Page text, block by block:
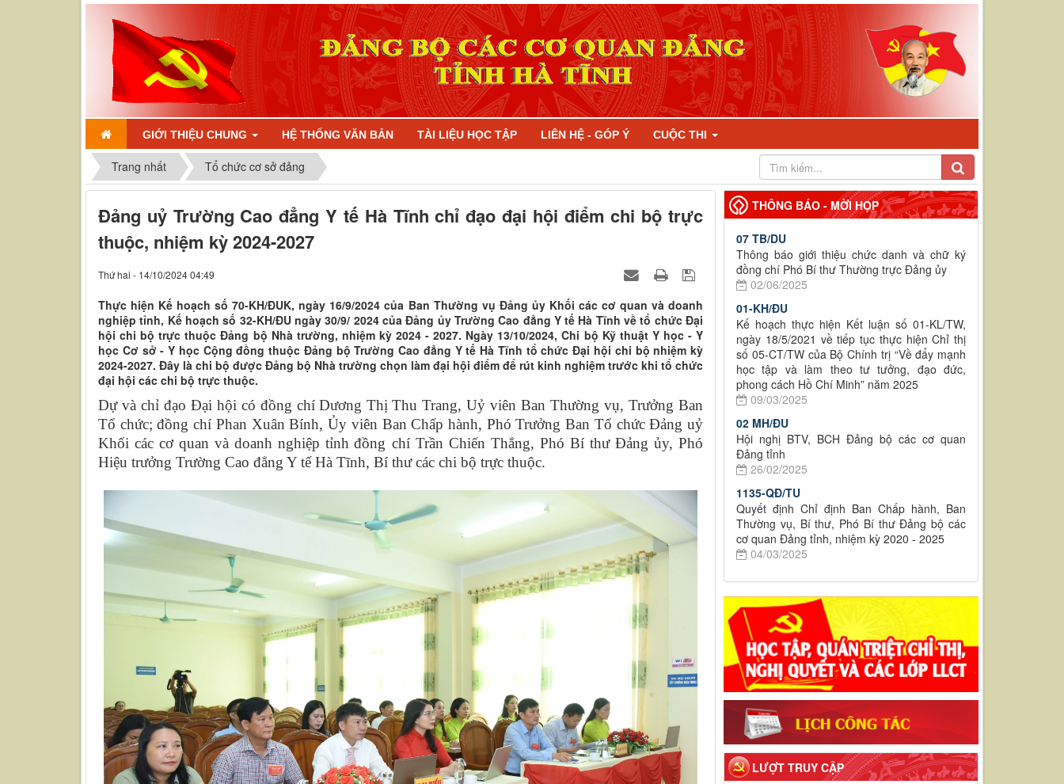
GIỚI THIỆU CHUNG HỆ THỐNG VĂN BẢN TÀI LIỆU HỌC TẬP LIÊN HỆ - GÓP Ý CUỘC THI
Trang nhất Tổ chức cơ sở đảng
Đảng uỷ Trường Cao đẳng Y tế Hà Tĩnh chỉ đạo đại hội điểm chi bộ trực
thuộc, nhiệm kỳ 2024-2027
Thứ hai - 14/10/2024 04:49
Thực hiện Kế hoạch số 70-KH/ĐUK, ngày 16/9/2024 của Ban Thường vụ Đảng ủy Khối các cơ quan và doanh
nghiệp tỉnh, Kế hoạch số 32-KH/ĐU ngày 30/9/ 2024 của Đảng ủy Trường Cao đẳng Y tế Hà Tĩnh về tổ chức Đại
hội chi bộ trực thuộc Đảng bộ Nhà trường, nhiệm kỳ 2024 - 2027. Ngày 13/10/2024, Chi bộ Kỹ thuật Y học - Y
học Cơ sở - Y học Cộng đồng thuộc Đảng bộ Trường Cao đẳng Y tế Hà Tĩnh tổ chức Đại hội chi bộ nhiệm kỳ
2024-2027. Đây là chi bộ được Đảng bộ Nhà trường chọn làm đại hội điểm để rút kinh nghiệm trước khi tổ chức
đại hội các chi bộ trực thuộc.
Dự và chỉ đạo Đại hội có đồng chí Dương Thị Thu Trang, Uỷ viên Ban Thường vụ, Trưởng Ban
Tổ chức; đồng chí Phan Xuân Bính, Ủy viên Ban Chấp hành, Phó Trưởng Ban Tổ chứcĐảng uỷ
Khối các cơ quan và doanh nghiệp tỉnh đồng chí Trần Chiến Thắng, Phó Bí thư Đảng ủy, Phó
Hiệu trưởng Trường Cao đẳng Y tế Hà Tĩnh, Bí thư các chi bộ trực thuộc.
THÔNG BÁO - MỜI HỌP
07 TB/DU
Thông báo giới thiệu chức danh và chữ ký
đồng chí Phó Bí thư Thường trực Đảng ủy
02/06/2025
01-KH/ĐU
Kế hoạch thực hiện Kết luận số 01-KL/TW,
ngày 18/5/2021 về tiếp tục thực hiện Chỉ thị
số 05-CT/TW của Bộ Chính trị “Về đẩy mạnh
học tập và làm theo tư tưởng, đạo đức,
phong cách Hồ Chí Minh” năm 2025
09/03/2025
02 MH/ĐU
Hội nghị BTV, BCH Đảng bộ các cơ quan
Đảng tỉnh
26/02/2025
1135-QĐ/TU
Quyết định Chỉ định Ban Chấp hành, Ban
Thường vụ, Bí thư, Phó Bí thư Đảng bộ các
cơ quan Đảng tỉnh, nhiệm kỳ 2020 - 2025
04/03/2025
LƯỢT TRUY CẬP